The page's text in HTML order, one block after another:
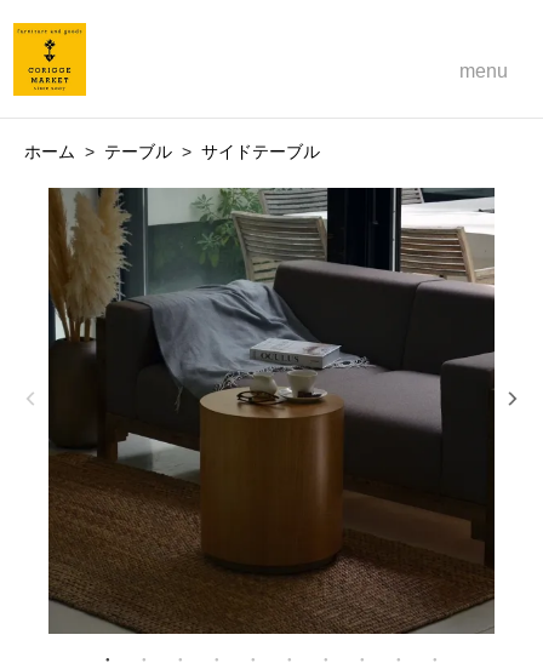
menu
ホーム > テーブル > サイドテーブル